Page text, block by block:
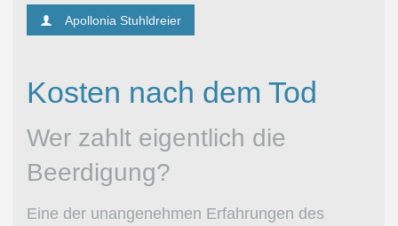
Apollonia Stuhldreier
Kosten nach dem Tod
Wer zahlt eigentlich die
Beerdigung?
Eine der unangenehmen Erfahrungen des